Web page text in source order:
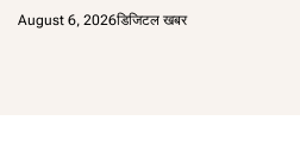
August 6, 2026डिजिटल खबर